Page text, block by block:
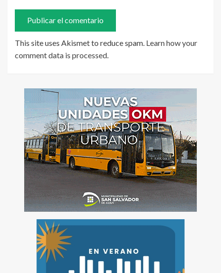
This site uses Akismet to reduce spam. Learn how your
comment data is processed